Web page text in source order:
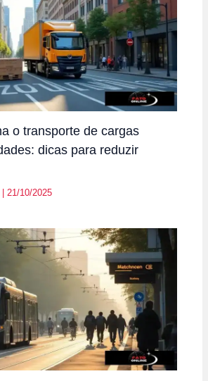
o transporte de cargas
dicas para reduzir
|21/10/2025